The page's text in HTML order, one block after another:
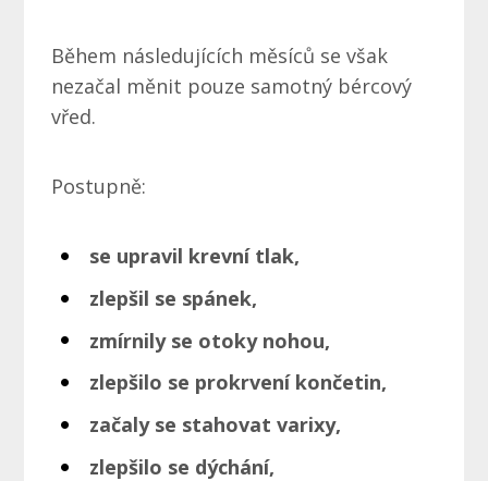
Během následujících měsíců se však
nezačal měnit pouze samotný bércový
vřed.
Postupně:
se upravil krevní tlak,
zlepšil se spánek,
zmírnily se otoky nohou,
zlepšilo se prokrvení končetin,
začaly se stahovat varixy,
zlepšilo se dýchání,